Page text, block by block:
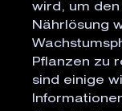
wird, um
Nährlösung
Pflanzen zu
sind einige